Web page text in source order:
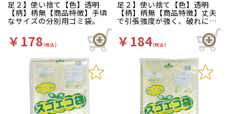
足２】使い捨て【色】透明
【柄】柄無【商品特徴】手頃
なサイズの分別用ゴミ袋。
￥178(税込)
足２】使い捨て【色】透明
【柄】柄無【商品特徴】丈夫
で引張強度が強く、破れにく
合わせてサイズをお選び下さ
い。ゴミ用のほかに、扇風機
やストーブ等ホコリ除けとし
ても使えて便利です。
￥184(税込)